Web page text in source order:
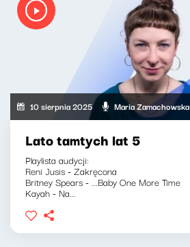
10 sierpnia 2025 Maria Zamachowska
Lato tamtych lat 5
Playlista audycji:
Reni Jusis - Zakręcona
Britney Spears - ...Baby One More Time
Kayah - Na...